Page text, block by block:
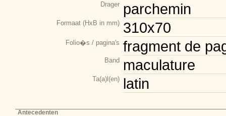
Drager parchemin
Formaat (HxB in mm) 310x70
Folio�s / pagina's fragment de
Band maculature
Ta(a)l(en) latin
Antecedenten